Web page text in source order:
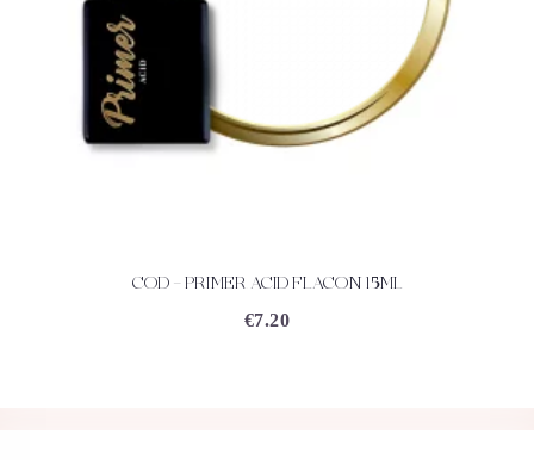
ACHETEZ DÉTAILS
COD – PRIMER ACID FLACON 15ML
€7.20